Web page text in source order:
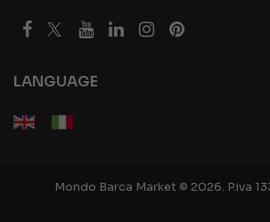
LANGUAGE
Mondo Barca Market © 2026. P.iva